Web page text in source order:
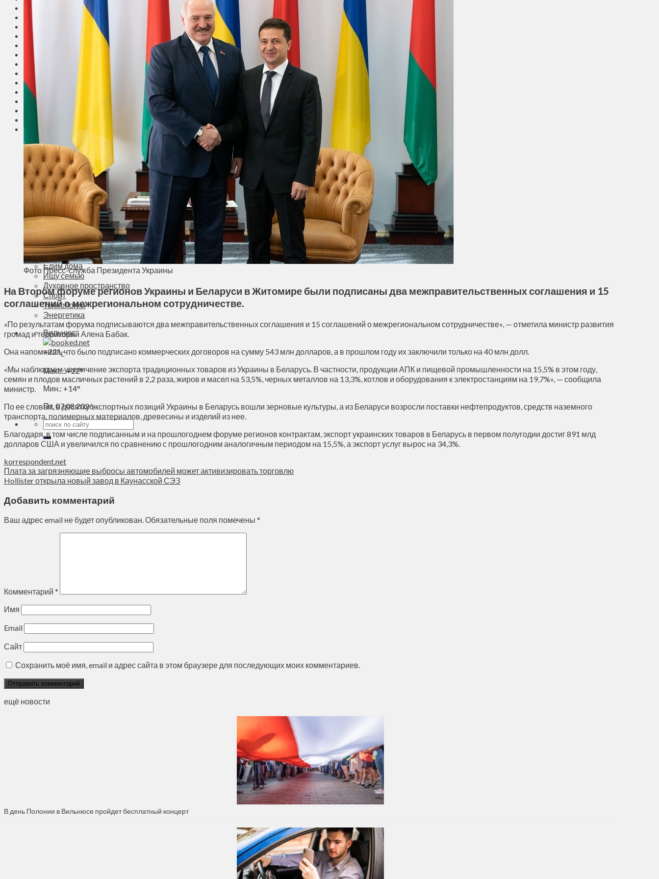
Общество
Мнения
Вильнюс
Клайпеда
Висагинас
Регионы
Соседи
Транспорт
Выбор читателей
Калейдоскоп
Армия
Сейм Литвы
Культура
Больше
Фоторепортаж
Туризм
ЛК рекомендует
Сеньорам
Образование
Здравоохранение
Экология
Происшествия
Приграничье
Визиты
Выборы
Агроновости
Едим дома
Ищу семью
Духовное пространство
Спорт
Технологии
Энергетика
Вильнюс
+22°C
Макс.:+22°
Мин.: +14°
Пт, 07.08.2026
Фото Пресс-служба Президента Украины
На Втором форуме регионов Украины и Беларуси в Житомире были подписаны два межправительственных соглашения и 15
соглашений о межрегиональном сотрудничестве.
«По результатам форума подписываются два межправительственных соглашения и 15 соглашений о межрегиональном сотрудничестве», — отметила министр развития
громад и территорий Алена Бабак.
Она напомнила, что было подписано коммерческих договоров на сумму 543 млн долларов, а в прошлом году их заключили только на 40 млн долл.
«Мы наблюдаем увеличение экспорта традиционных товаров из Украины в Беларусь. В частности, продукции АПК и пищевой промышленности на 15,5% в этом году,
семян и плодов масличных растений в 2,2 раза, жиров и масел на 53,5%, черных металлов на 13,3%, котлов и оборудования к электростанциям на 19,7%», — сообщила
министр.
По ее словам, в десятку экспортных позиций Украины в Беларусь вошли зерновые культуры, а из Беларуси возросли поставки нефтепродуктов, средств наземного
транспорта, полимерных материалов, древесины и изделий из нее.
Благодаря, в том числе подписанным и на прошлогоднем форуме регионов контрактам, экспорт украинских товаров в Беларусь в первом полугодии достиг 891 млд
долларов США и увеличился по сравнению с прошлогодним аналогичным периодом на 15,5%, а экспорт услуг вырос на 34,3%.
korrespondent.net
Плата за загрязняющие выбросы автомобилей может активизировать торговлю
Hollister открыла новый завод в Каунасской СЭЗ
Добавить комментарий
Ваш адрес email не будет опубликован.Обязательные поля помечены *
Комментарий *
Имя
Email
Сайт
Сохранить моё имя, email и адрес сайта в этом браузере для последующих моих комментариев.
ещё новости
В день Полонии в Вильнюсе пройдет бесплатный концерт